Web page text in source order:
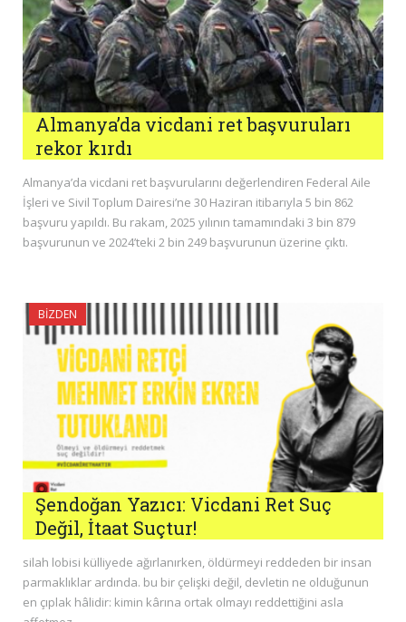
Almanya’da vicdani ret başvuruları
rekor kırdı
Almanya’da vicdani ret başvurularını değerlendiren Federal Aile
İşleri ve Sivil Toplum Dairesi’ne 30 Haziran itibarıyla 5 bin 862
başvuru yapıldı. Bu rakam, 2025 yılının tamamındaki 3 bin 879
başvurunun ve 2024’teki 2 bin 249 başvurunun üzerine çıktı.
BIZDEN
Şendoğan Yazıcı: Vicdani Ret Suç
Değil, İtaat Suçtur!
silah lobisi külliyede ağırlanırken, öldürmeyi reddeden bir insan
parmaklıklar ardında. bu bir çelişki değil, devletin ne olduğunun
en çıplak hâlidir: kimin kârına ortak olmayı reddettiğini asla